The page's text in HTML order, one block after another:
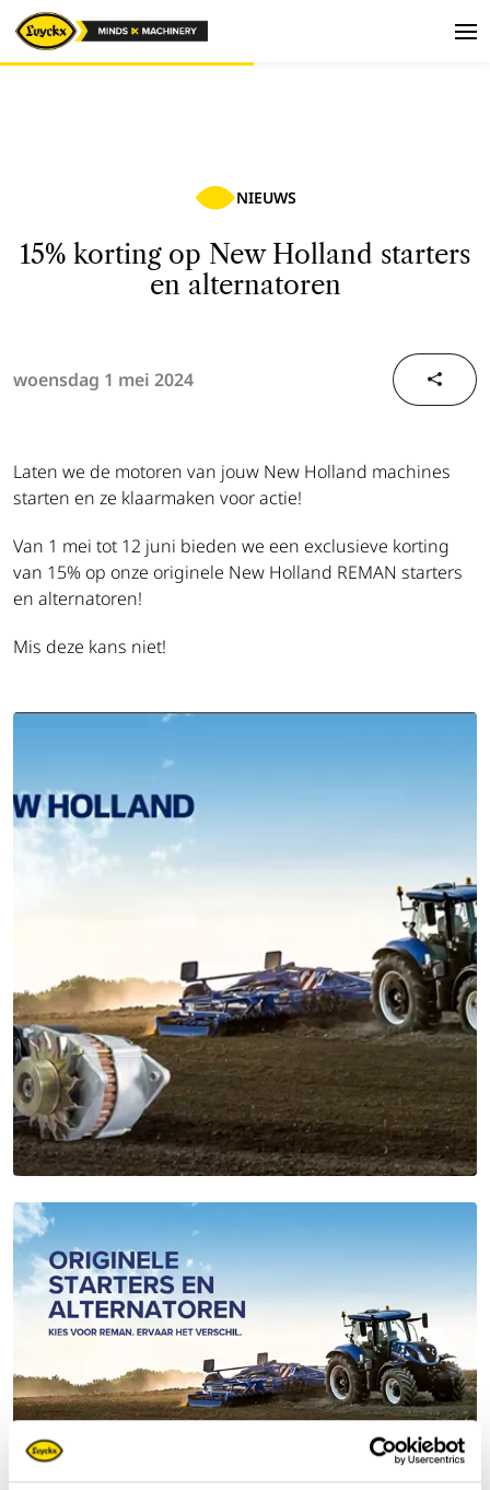
NIEUWS
15% korting op New Holland starters
en alternatoren
woensdag 1 mei 2024
Laten we de motoren van jouw New Holland machines
starten en ze klaarmaken voor actie!
Van 1 mei tot 12 juni bieden we een exclusieve korting
van 15% op onze originele New Holland REMAN starters
en alternatoren!
Mis deze kans niet!